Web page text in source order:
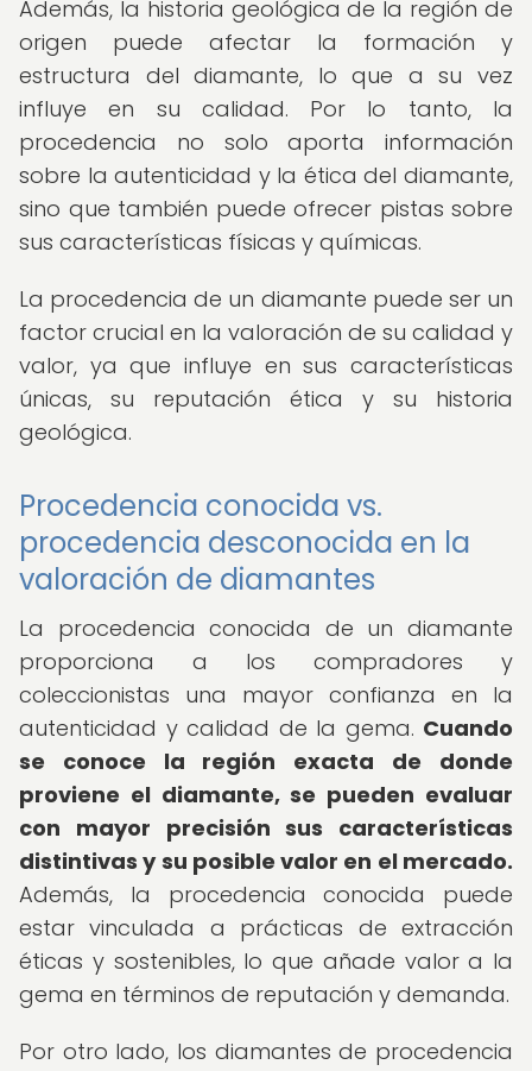
Además, la historia geológica de la región de
origen puede afectar la formación y
estructura del diamante, lo que a su vez
influye en su calidad. Por lo tanto, la
procedencia no solo aporta información
sobre la autenticidad y la ética del diamante,
sino que también puede ofrecer pistas sobre
sus características físicas y químicas.
La procedencia de un diamante puede ser un
factor crucial en la valoración de su calidad y
valor, ya que influye en sus características
únicas, su reputación ética y su historia
geológica.
Procedencia conocida vs.
procedencia desconocida en la
valoración de diamantes
La procedencia conocida de un diamante
proporciona a los compradores y
coleccionistas una mayor confianza en la
autenticidad y calidad de la gema. Cuando
se conoce la región exacta de donde
proviene el diamante, se pueden evaluar
con mayor precisión sus características
distintivas y su posible valor en el mercado.
Además, la procedencia conocida puede
estar vinculada a prácticas de extracción
éticas y sostenibles, lo que añade valor a la
gema en términos de reputación y demanda.
Por otro lado, los diamantes de procedencia